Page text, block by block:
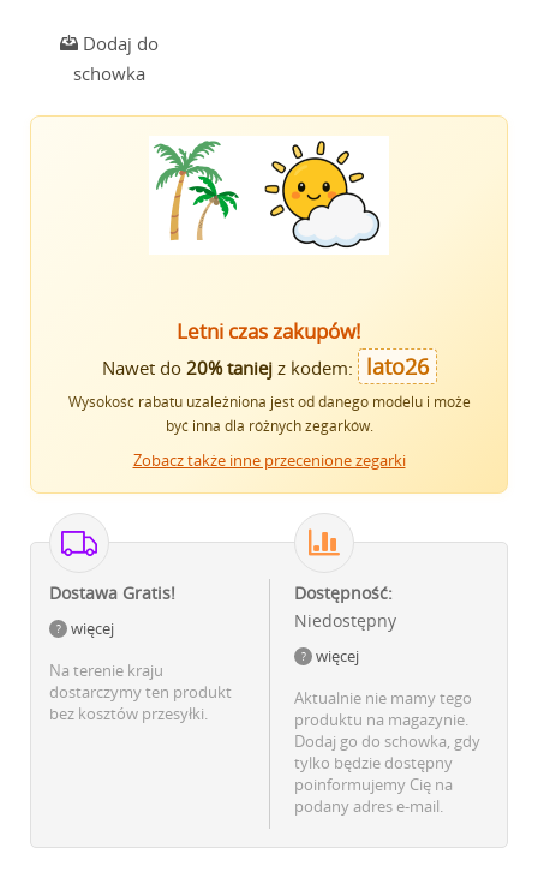
Dodaj do
schowka
Letni czas zakupów!
Nawet do 20% taniejz kodem: lato26
Wysokość rabatu uzależniona jest od danego modelu i może
być inna dla różnych zegarków.
Zobacz także inne przecenione zegarki
Dostawa Gratis!
więcej
Na terenie kraju
dostarczymy ten produkt
bez kosztów przesyłki.
Dostępność:
Niedostępny
więcej
Aktualnie nie mamy tego
produktu na magazynie.
Dodaj go do schowka, gdy
tylko będzie dostępny
poinformujemy Cię na
podany adres e-mail.